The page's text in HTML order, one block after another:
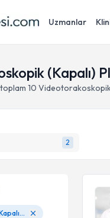
Uzmanlar
(Kapalı)
10 Videotorakoskopik
2
Videotorakoskopik (Kapalı) Plevra Ameliyatları